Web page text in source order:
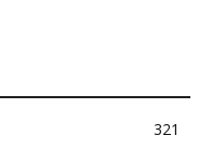
321